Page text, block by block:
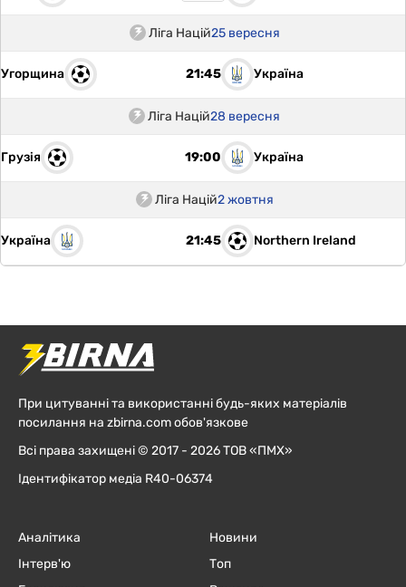
Ліга Націй25 вересня
Угорщина 21:45 Україна
Ліга Націй28 вересня
Грузія 19:00 Україна
Ліга Націй2 жовтня
Україна 21:45 Northern Ireland
При цитуванні та використанні будь-яких матеріалів
посилання на zbirna.com обов'язкове
Всі права захищені © 2017 - 2026 ТОВ «ПМХ»
Ідентифікатор медіа R40-06374
Аналітика
Інтерв'ю
Новини
Топ